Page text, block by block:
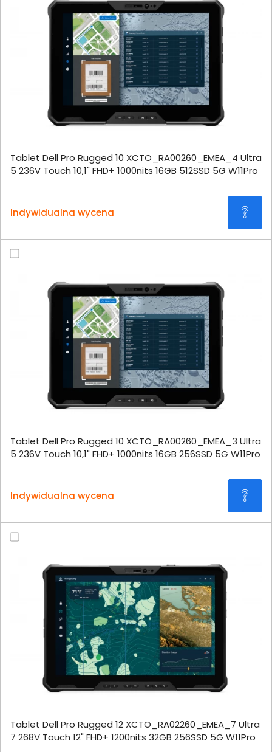
Tablet Dell Pro Rugged 10 XCTO_RA00260_EMEA_4 Ultra
5 236V Touch 10,1" FHD+ 1000nits 16GB 512SSD 5G W11Pro
Indywidualna wycena
Tablet Dell Pro Rugged 10 XCTO_RA00260_EMEA_3 Ultra
5 236V Touch 10,1" FHD+ 1000nits 16GB 256SSD 5G W11Pro
Indywidualna wycena
Tablet Dell Pro Rugged 12 XCTO_RA02260_EMEA_7 Ultra
7 268V Touch 12" FHD+ 1200nits 32GB 256SSD 5G W11Pro